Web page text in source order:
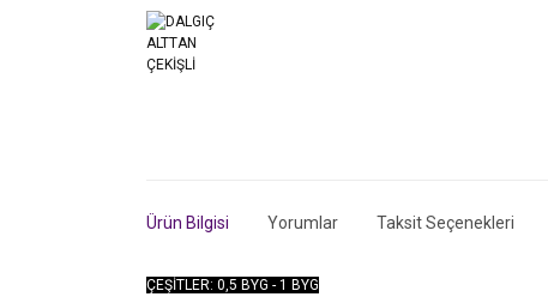
Ürün Bilgisi Yorumlar Taksit Seçenekleri
ÇEŞİTLER: 0,5 BYG - 1 BYG